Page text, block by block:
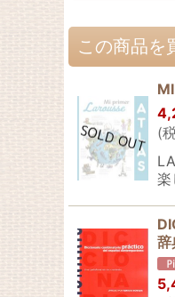
この商品を
(
楽
辞